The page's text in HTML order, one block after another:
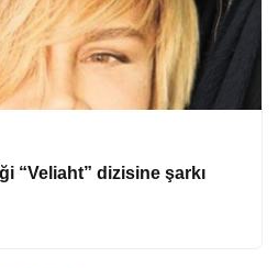
“Veliaht” dizisine şarkı